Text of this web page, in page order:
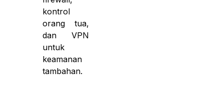
kontrol
orang tua,
dan VPN
untuk
keamanan
tambahan.